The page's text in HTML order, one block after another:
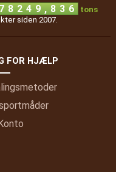
8 2 4 9 , 8 3 6
tons
siden 2007.
FOR HJÆLP